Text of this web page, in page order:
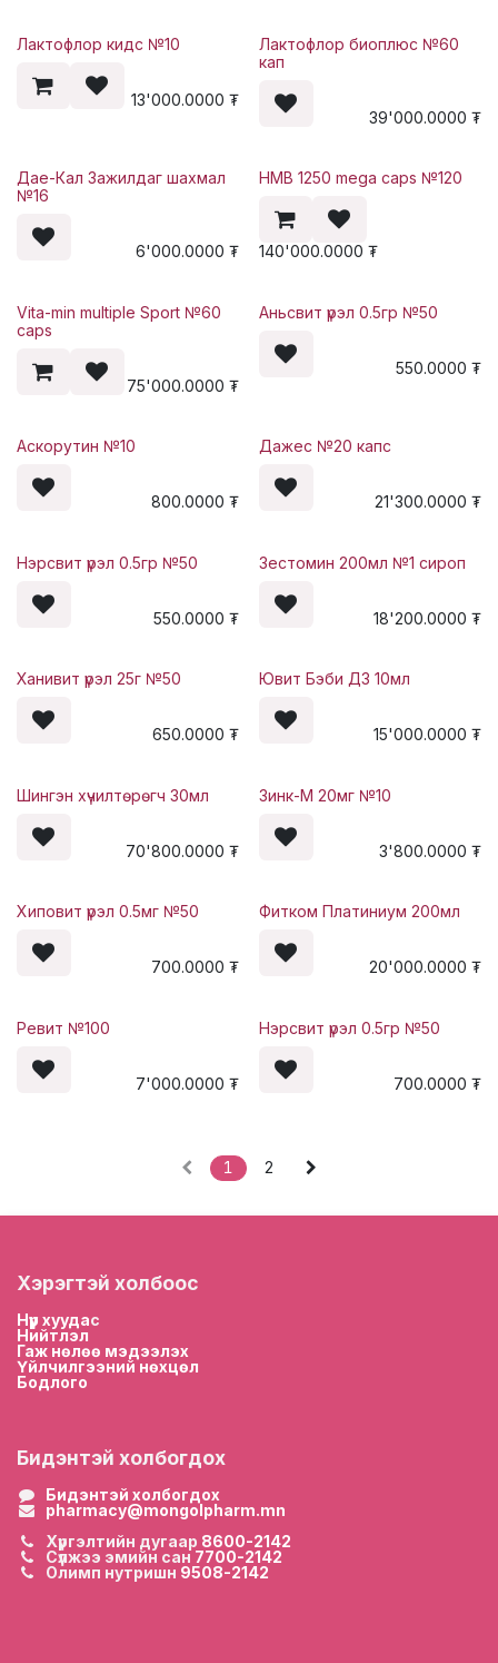
Лактофлор кидс №10
13'000.0000 ₮
Лактофлор биоплюс №60
кап
39'000.0000 ₮
Дае-Кал Зажилдаг шахмал
№16
6'000.0000 ₮
HMB 1250 mega caps №120
140'000.0000 ₮
Vita-min multiple Sport №60
caps
75'000.0000 ₮
Аньсвит үрэл 0.5гр №50
550.0000 ₮
Аскорутин №10
800.0000 ₮
Дажес №20 капс
21'300.0000 ₮
Нэрсвит үрэл 0.5гр №50
550.0000 ₮
Зестомин 200мл №1 сироп
18'200.0000 ₮
Ханивит үрэл 25г №50
650.0000 ₮
Ювит Бэби Д3 10мл
15'000.0000 ₮
Шингэн хүчилтөрөгч 30мл
70'800.0000 ₮
Зинк-М 20мг №10
3'800.0000 ₮
Хиповит үрэл 0.5мг №50
700.0000 ₮
Фитком Платиниум 200мл
20'000.0000 ₮
Ревит №100
7'000.0000 ₮
Нэрсвит үрэл 0.5гр №50
700.0000 ₮
1 2
Хэрэгтэй холбоос
Нүүр хуудас
Нийтлэл
Гаж нөлөө мэдээлэх
Үйлчилгээний нөхцөл
Бодлого
Бидэнтэй холбогдох
Бидэнтэй холбогдох
pharmacy@mongolpharm.mn
Хүргэлтийн дугаар 8600-2142
Сүлжээ эмийн сан 7700-2142
Олимп нутришн 9508-2142